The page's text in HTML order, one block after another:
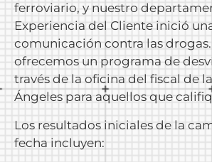
ferroviario, y nuestro
Experiencia del Cliente inició
comunicación contra las
ofrecemos un programa de
través de la oficina del fiscal de
Ángeles para aquellos que
Los resultados iniciales de la
fecha incluyen: